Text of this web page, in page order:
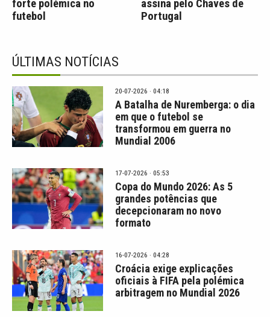
forte polémica no
futebol
assina pelo Chaves de
Portugal
ÚLTIMAS NOTÍCIAS
20-07-2026 · 04:18
A Batalha de Nuremberga: o dia
em que o futebol se
transformou em guerra no
Mundial 2006
17-07-2026 · 05:53
Copa do Mundo 2026: As 5
grandes potências que
decepcionaram no novo
formato
16-07-2026 · 04:28
Croácia exige explicações
oficiais à FIFA pela polémica
arbitragem no Mundial 2026